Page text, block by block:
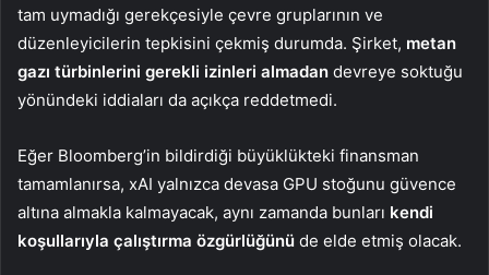
tam uymadığı gerekçesiyle çevre gruplarının ve
düzenleyicilerin tepkisini çekmiş durumda. Şirket, metan
gazı türbinlerini gerekli izinleri almadan devreye soktuğu
yönündeki iddiaları da açıkça reddetmedi.
Eğer Bloomberg’in bildirdiği büyüklükteki finansman
tamamlanırsa, xAI yalnızca devasa GPU stoğunu güvence
altına almakla kalmayacak, aynı zamanda bunları kendi
koşullarıyla çalıştırma özgürlüğünü de elde etmiş olacak.